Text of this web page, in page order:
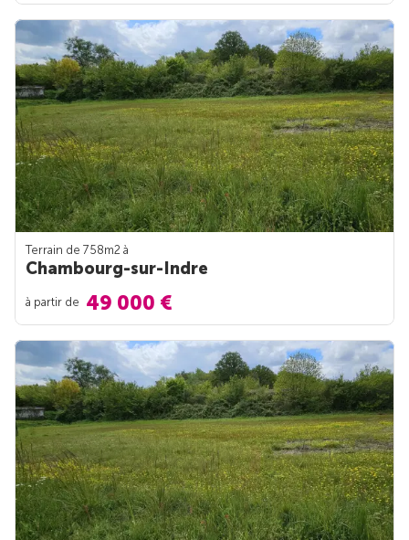
Terrain de 758m2 à
Chambourg-sur-Indre
à partir de 49 000 €